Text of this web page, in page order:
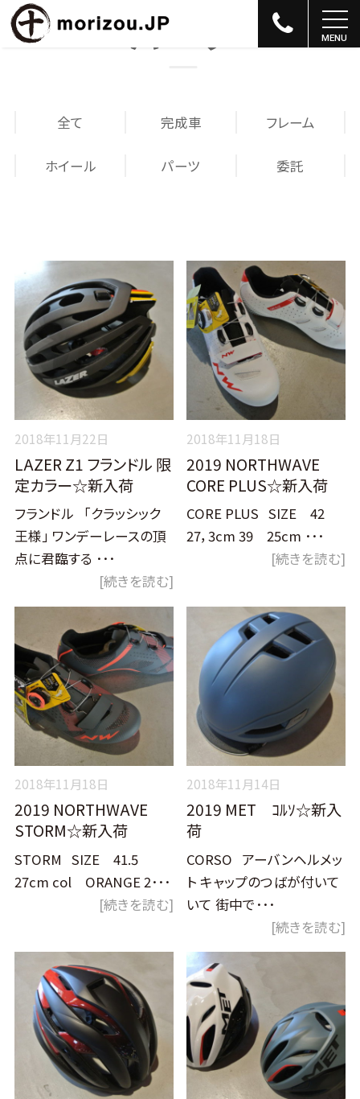
パーツ
全て 完成車 フレーム
ホイール パーツ 委託
2018年11月22日
LAZER Z1 フランドル 限
定カラー☆新入荷
フランドル 「クラッシック
王様」 ワンデーレースの頂
点に君臨する ･･･
[続きを読む]
2018年11月18日
2019 NORTHWAVE
CORE PLUS☆新入荷
CORE PLUS SIZE 42
27，3cm 39 25cm ･･･
[続きを読む]
2018年11月18日
2019 NORTHWAVE
STORM☆新入荷
STORM SIZE 41.5
27cm col ORANGE 2･･･
[続きを読む]
2018年11月14日
2019 MET ｺﾙｿ☆新入
荷
CORSO アーバンヘルメッ
ト キャップのつばが付いて
いて 街中で･･･
[続きを読む]